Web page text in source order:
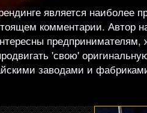
является наиболее
комментарии. Автор
'свою'
заводами и